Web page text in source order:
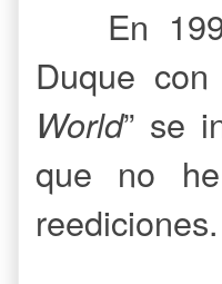
En
Duque
World” se
que no
reediciones.